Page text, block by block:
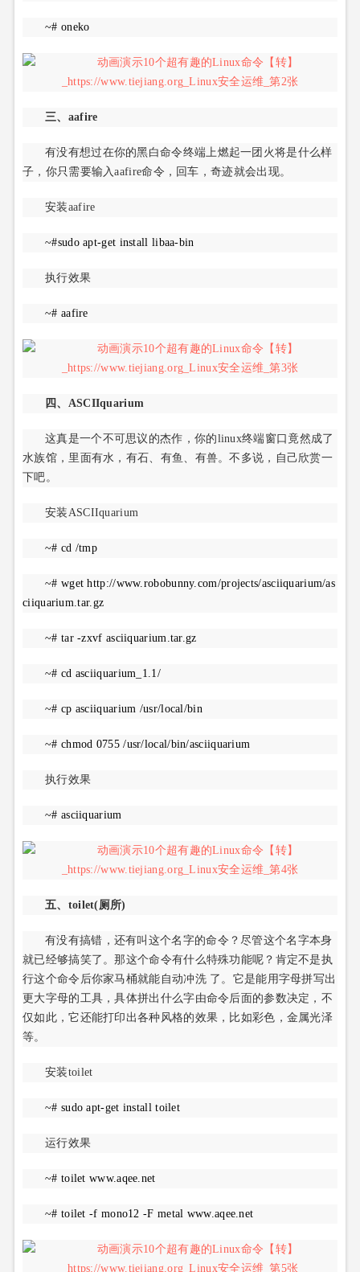
~# oneko
三、aafire
有没有想过在你的黑白命令终端上燃起一团火将是什么样
子，你只需要输入aafire命令，回车，奇迹就会出现。
安装aafire
~#sudo apt-get install libaa-bin
执行效果
~# aafire
四、ASCIIquarium
这真是一个不可思议的杰作，你的linux终端窗口竟然成了
水族馆，里面有水，有石、有鱼、有兽。不多说，自己欣赏一
下吧。
安装ASCIIquarium
~# cd /tmp
~# wget http://www.robobunny.com/projects/asciiquarium/as
ciiquarium.tar.gz
~# tar -zxvf asciiquarium.tar.gz
~# cd asciiquarium_1.1/
~# cp asciiquarium /usr/local/bin
~# chmod 0755 /usr/local/bin/asciiquarium
执行效果
~# asciiquarium
五、toilet(厕所)
有没有搞错，还有叫这个名字的命令？尽管这个名字本身
就已经够搞笑了。那这个命令有什么特殊功能呢？肯定不是执
行这个命令后你家马桶就能自动冲洗 了。它是能用字母拼写出
更大字母的工具，具体拼出什么字由命令后面的参数决定，不
仅如此，它还能打印出各种风格的效果，比如彩色，金属光泽
等。
安装toilet
~# sudo apt-get install toilet
运行效果
~# toilet www.aqee.net
~# toilet -f mono12 -F metal www.aqee.net